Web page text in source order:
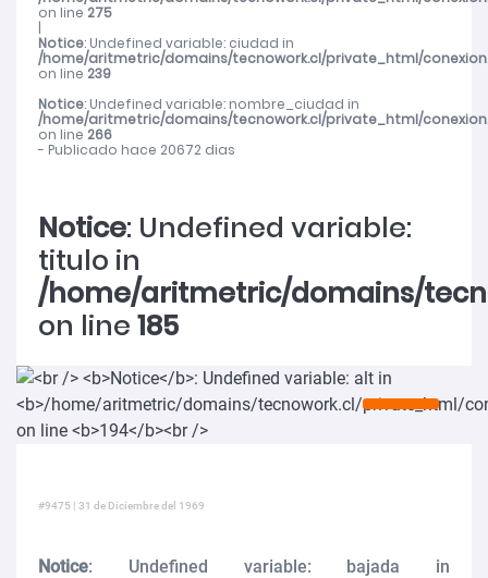
on line 275
|
Notice: Undefined variable: ciudad in
/home/aritmetric/domains/tecnowork.cl/private_html/
on line 239
Notice: Undefined variable: nombre_ciudad in
/home/aritmetric/domains/tecnowork.cl/private_html/
on line 266
- Publicado hace 20672 dias
Notice: Undefined variable:
titulo in
/home/aritmetric/domains/
on line 185
#9475 | 31 de Diciembre del 1969
Notice: Undefined variable: bajada in